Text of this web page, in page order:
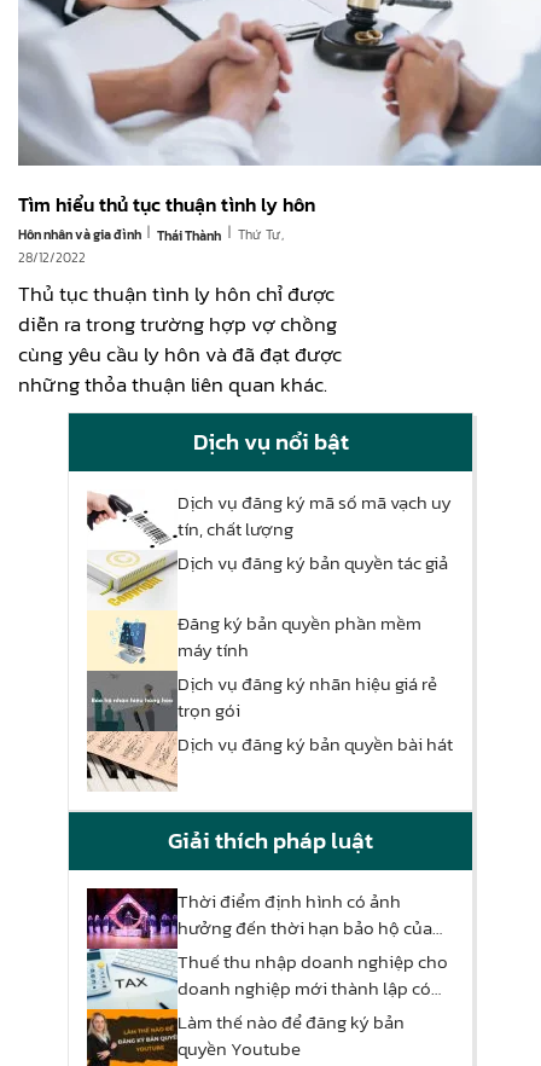
Tìm hiểu thủ tục thuận tình ly hôn
Hôn nhân và gia đình | Thái Thành | Thứ Tư,
28/12/2022
Thủ tục thuận tình ly hôn chỉ được
diễn ra trong trường hợp vợ chồng
cùng yêu cầu ly hôn và đã đạt được
những thỏa thuận liên quan khác.
Dịch vụ nổi bật
Dịch vụ đăng ký mã số mã vạch uy
tín, chất lượng
Dịch vụ đăng ký bản quyền tác giả
Đăng ký bản quyền phần mềm
máy tính
Dịch vụ đăng ký nhãn hiệu giá rẻ
trọn gói
Dịch vụ đăng ký bản quyền bài hát
Giải thích pháp luật
Thời điểm định hình có ảnh
hưởng đến thời hạn bảo hộ của
tác phẩm sân khấu?
Thuế thu nhập doanh nghiệp cho
doanh nghiệp mới thành lập có
được miễn thuế
Làm thế nào để đăng ký bản
quyền Youtube